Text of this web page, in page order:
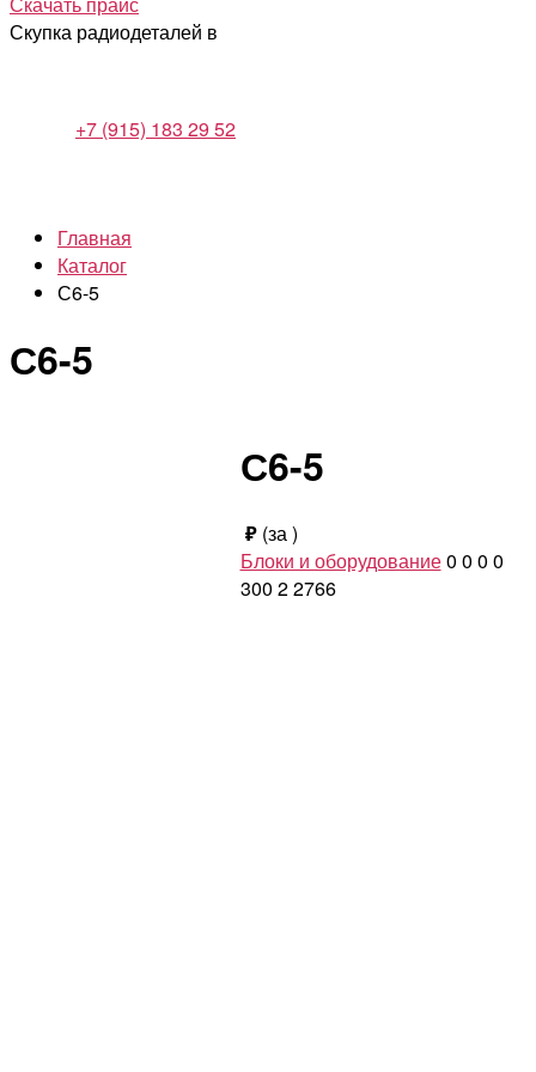
Скупка радиодеталей в
+7 (915) 183 29 52
Главная
Каталог
С6-5
С6-5
С6-5
₽ (за)
Блоки и оборудование0 0 0 0
300 22766